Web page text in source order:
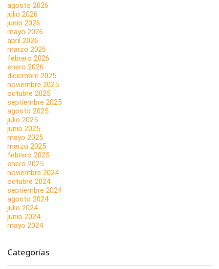
agosto 2026
julio 2026
junio 2026
mayo 2026
abril 2026
marzo 2026
febrero 2026
enero 2026
diciembre 2025
noviembre 2025
octubre 2025
septiembre 2025
agosto 2025
julio 2025
junio 2025
mayo 2025
marzo 2025
febrero 2025
enero 2025
noviembre 2024
octubre 2024
septiembre 2024
agosto 2024
julio 2024
junio 2024
mayo 2024
Categorías